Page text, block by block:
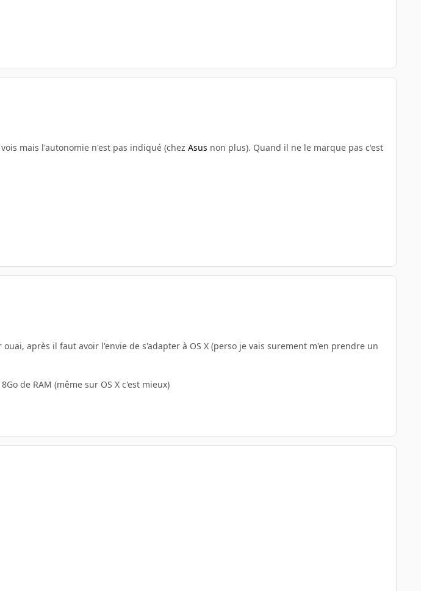
mais l'autonomie n'est pas indiqué (chez Asus non plus). Quand il ne le marque pas c'est
après il faut avoir l'envie de s'adapter à OS X (perso je vais surement m'en prendre un
de RAM (même sur OS X c'est mieux)